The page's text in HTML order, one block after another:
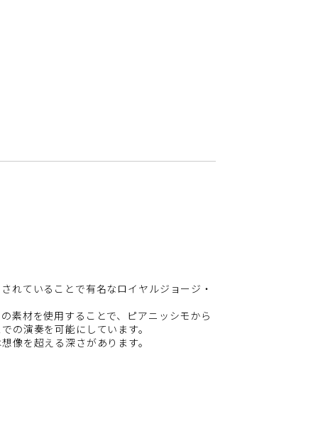
れていることで有名なロイヤルジョージ・
素材を使用することで、ピアニッシモから
の演奏を可能にしています。
像を超える深さがあります。